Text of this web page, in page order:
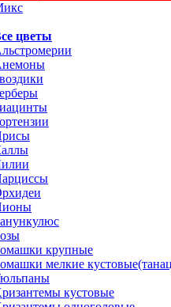
цветы
крупные
мелкие
кустовые